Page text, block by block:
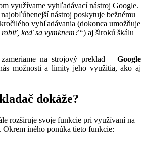
využívame vyhľadávací nástroj Google.
nástroj poskytuje bežnému
vyhľadávania (dokonca umožňuje
robiť, keď sa vymknem?“) aj širokú škálu
na strojový preklad – Google
možnosti a limity jeho využitia, ako aj
dokáže?
rozširuje svoje funkcie pri využívaní na
iného ponúka tieto funkcie: